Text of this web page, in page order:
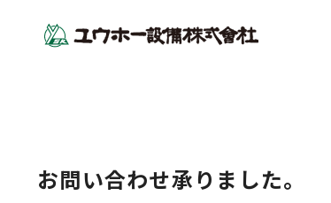
お問い合わせ承りました。